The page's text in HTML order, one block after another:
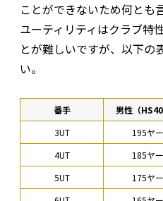
ことができないため何とも
ユーティリティはクラブ特
とが難しいですが、以下の
い。
番手 男性（
3UT
195ヤ
4UT
185ヤ
5UT
175ヤ